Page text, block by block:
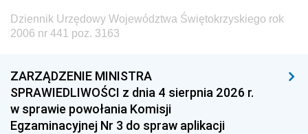
Dziennik Urzędowy Województwa Świętokrzyskiego rok
2006 nr 441 poz. 3163
ZARZĄDZENIE MINISTRA
SPRAWIEDLIWOŚCI z dnia 4 sierpnia 2026 r.
w sprawie powołania Komisji
Egzaminacyjnej Nr 3 do spraw aplikacji